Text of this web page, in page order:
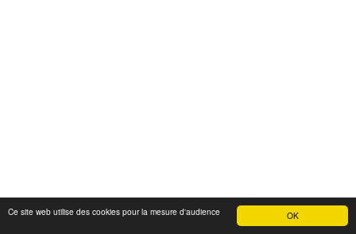
OK
Ce site web utilise des cookies pour la mesure d'audience